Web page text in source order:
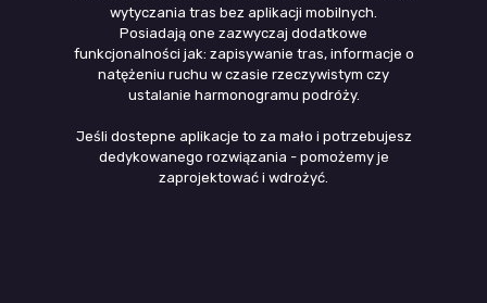
wytyczania tras bez aplikacji mobilnych.
Posiadają one zazwyczaj dodatkowe
funkcjonalności jak: zapisywanie tras, informacje o
natężeniu ruchu w czasie rzeczywistym czy
ustalanie harmonogramu podróży.
Jeśli dostepne aplikacje to za mało i potrzebujesz
dedykowanego rozwiązania - pomożemy je
zaprojektować i wdrożyć.